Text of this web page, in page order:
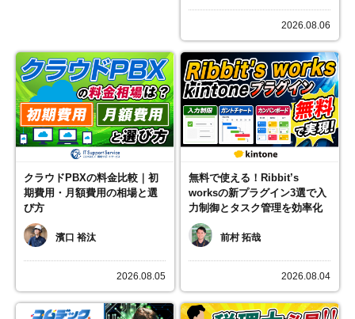
2026.08.06
クラウドPBXの料金比較｜初
期費用・月額費用の相場と選
び方
濱口 裕汰
2026.08.05
無料で使える！Ribbit’s
worksの新プラグイン3選で入
力制御とタスク管理を効率化
前村 拓哉
2026.08.04